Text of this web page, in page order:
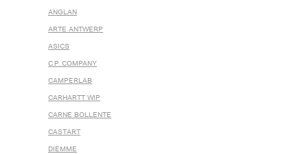
ANGLAN
ARTE ANTWERP
ASICS
C.P. COMPANY
CAMPERLAB
CARHARTT WIP
CARNE BOLLENTE
CASTART
DIEMME